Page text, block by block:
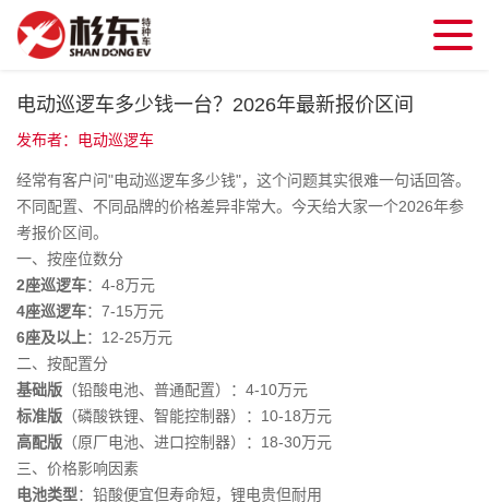
电动巡逻车多少钱一台？2026年最新报价区间
发布者：电动巡逻车
经常有客户问"电动巡逻车多少钱"，这个问题其实很难一句话回答。
不同配置、不同品牌的价格差异非常大。今天给大家一个2026年参
考报价区间。
一、按座位数分
2座巡逻车：4-8万元
4座巡逻车：7-15万元
6座及以上：12-25万元
二、按配置分
基础版 （铅酸电池、普通配置）：4-10万元
标准版 （磷酸铁锂、智能控制器）：10-18万元
高配版 （原厂电池、进口控制器）：18-30万元
三、价格影响因素
电池类型：铅酸便宜但寿命短，锂电贵但耐用